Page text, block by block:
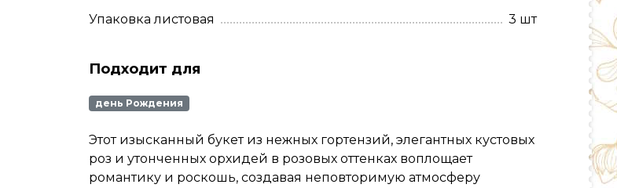
Упаковка листовая
3 шт
Подходит для
день Рождения
Этот изысканный букет из нежных гортензий, элегантных кустовых
роз и утонченных орхидей в розовых оттенках воплощает
романтику и роскошь, создавая неповторимую атмосферу